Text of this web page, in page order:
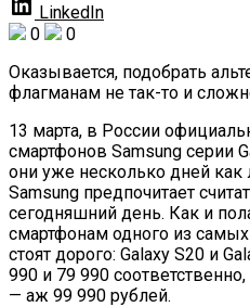
LinkedIn
0
0
Оказывается, подобрать
флагманам не так-то и
13 марта, в России
смартфонов Samsung серии
они уже несколько дней как
Samsung предпочитает
сегодняшний день. Как и
смартфонам одного из
стоят дорого: Galaxy S20 и
990 и 79 990
— аж 99 990 рублей.